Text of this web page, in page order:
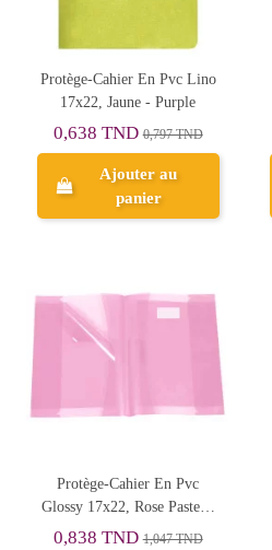
Protège-Cahier En Pvc Lino
17x22, Jaune - Purple
0,638 TND0,797 TND
Ajouter au
panier
Protège-Cahier En Pvc
Glossy 17x22, Rose Pastel -
Purple
0,838 TND1,047 TND